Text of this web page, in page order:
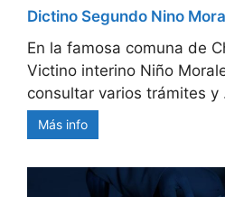
Dictino Segundo Nino
En la famosa comuna de
Victino interino Niño
consultar varios trámites y
Más info